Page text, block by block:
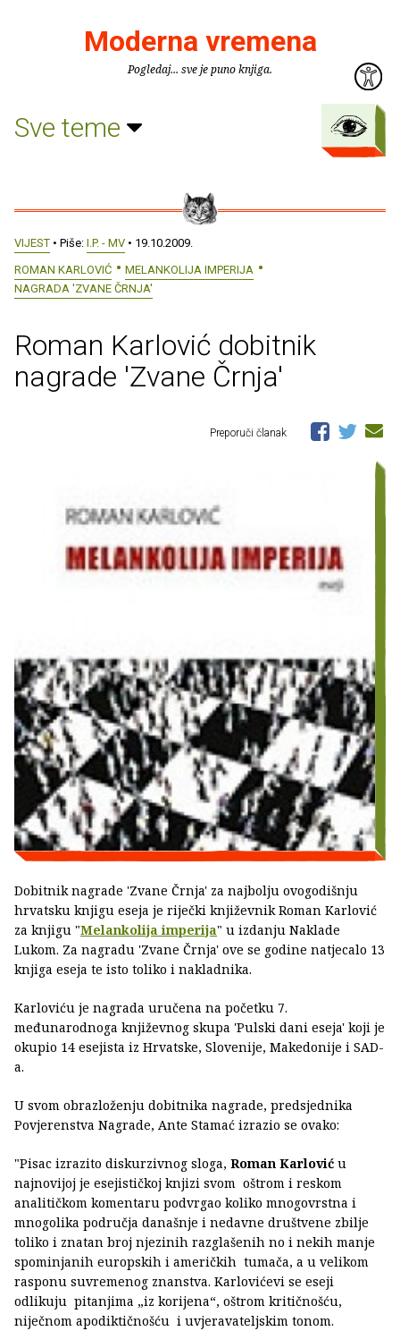
Moderna vremena
Pogledaj... sve je puno knjiga.
Sve teme
VIJEST • Piše: I.P. - MV • 19.10.2009.
ROMAN KARLOVIĆ
MELANKOLIJA IMPERIJA
NAGRADA 'ZVANE ČRNJA'
Roman Karlović dobitnik
nagrade 'Zvane Črnja'
Preporuči članak
Dobitnik nagrade 'Zvane Črnja' za najbolju ovogodišnju
hrvatsku knjigu eseja je riječki književnik Roman Karlović
za knjigu "Melankolija imperija" u izdanju Naklade
Lukom. Za nagradu 'Zvane Črnja' ove se godine natjecalo 13
knjiga eseja te isto toliko i nakladnika.
Karloviću je nagrada uručena na početku 7.
međunarodnoga književnog skupa 'Pulski dani eseja' koji je
okupio 14 esejista iz Hrvatske, Slovenije, Makedonije i SAD-
a.
U svom obrazloženju dobitnika nagrade, predsjednika
Povjerenstva Nagrade, Ante Stamać izrazio se ovako:
"Pisac izrazito diskurzivnog sloga, Roman Karlović u
najnovijoj je esejističkoj knjizi svom oštrom i reskom
analitičkom komentaru podvrgao koliko mnogovrstna i
mnogolika područja današnje i nedavne društvene zbilje
toliko i znatan broj njezinih razglašenih no i nekih manje
spominjanih europskih i američkih tumača, a u velikom
rasponu suvremenog znanstva. Karlovićevi se eseji
odlikuju pitanjima „iz korijena“, oštrom kritičnošću,
niječnom apodiktičnošću i uvjeravateljskim tonom.